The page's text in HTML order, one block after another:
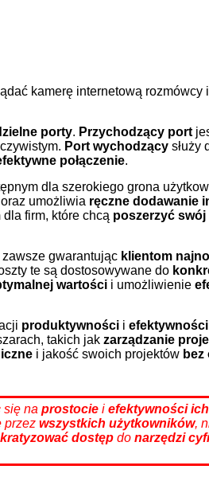
kamerę internetową rozmówcy
porty. Przychodzący port
Port wychodzący służy
połączenie.
dla szerokiego grona
umożliwia ręczne dodawanie
dla firm, które chcą poszerzyć
zawsze gwarantując klientom
te są dostosowywane do
wartości i umożliwienie
produktywności i efektywności
takich jak zarządzanie
i jakość swoich projektów bez
się na prostocie i efektywności
przez wszystkich użytkowników,
dostęp do narzędzi